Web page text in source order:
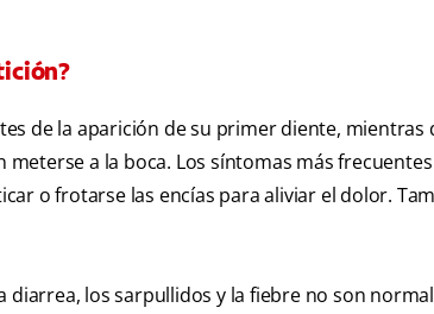
de la aparición de su primer diente, mientras
a la boca. Los síntomas más
o frotarse las encías para aliviar el dolor.
diarrea, los sarpullidos y la fiebre no son